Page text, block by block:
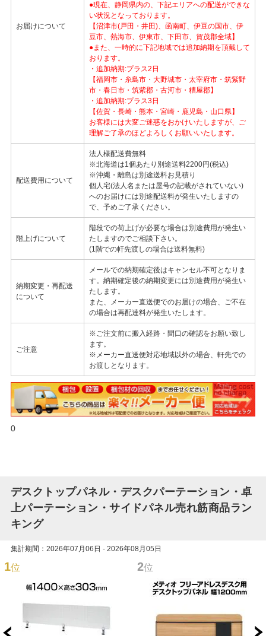
お届けについて
●現在、静岡県内の、下記エリアへの配送ができな
い状況となっております。
【沼津市(戸田・井田)、函南町、伊豆の国市、伊
豆市、熱海市、伊東市、下田市、賀茂郡全域】
●また、一時的に下記地域では追加納期を頂戴して
おります。
・追加納期:プラス2日
【福岡市・糸島市・大野城市・太宰府市・筑紫野
市・春日市・筑紫郡・古河市・糟屋郡】
・追加納期:プラス3日
【佐賀・長崎・熊本・宮崎・鹿児島・山口県】
お客様には大変ご迷惑をおかけいたしますが、ご
理解ご了承のほどよろしくお願いいたします。
配送費用について
法人様配送費無料
※北海道は1個あたり別途送料2200円(税込)
※沖縄・離島は別途送料お見積り
個人宅(法人名または屋号の記載がされていない)
へのお届けには別途配送料が発生いたしますの
で、予めご了承ください。
階上げについて
階段での荷上げが必要な場合は別途費用が発生い
たしますのでご相談下さい。
(1階での軒先渡しの場合は送料無料)
納期変更・再配送
について
メールでの納期確定後はキャンセル不可となりま
す。納期確定後の納期変更には別途費用が発生い
たします。
また、メーカー直送便でのお届けの場合、ご不在
の場合は再配達料が発生いたします。
ご注意
※ご注文前に搬入経路・間口の確認をお願い致し
ます。
※メーカー直送便対応地域以外の場合、軒先での
お渡しとなります。
0
デスクトップパネル・デスクパーテーション・卓
上パーテーション・サイドパネル売れ筋商品ラン
キング
集計期間：2026年07月06日 - 2026年08月05日
1位 2位